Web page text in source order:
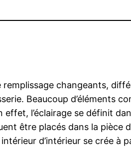
remplissage changeants,
Beaucoup d’éléments
effet, l’éclairage se définit
être placés dans la pièce
d’intérieur se crée à